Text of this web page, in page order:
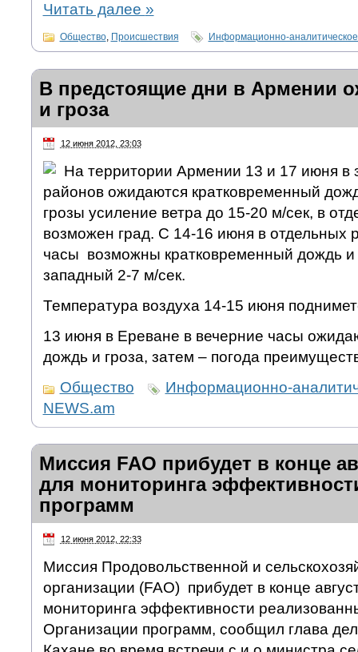
Читать далее »
Общество, Происшествия Информационно-аналитическое
В предстоящие дни в Армении
и гроза
12 июня 2012, 23:03
На территории Армении 13 и 17 июня в
районов ожидаются кратковременный
грозы усиление ветра до 15-20 м/сек, в
возможен град. С 14-16 июня в отдельных
часы возможны кратковременный дождь и
западный 2-7 м/сек.
Температура воздуха 14-15 июня
13 июня в Ереване в вечерние часы
дождь и гроза, затем – погода
Общество
Информационно-
NEWS.am
Миссия FAO прибудет в конце
для мониторинга
программ
12 июня 2012, 22:33
Миссия Продовольственной и
организации (FAO) прибудет в конце
мониторинга эффективности
Организации программ, сообщил глава